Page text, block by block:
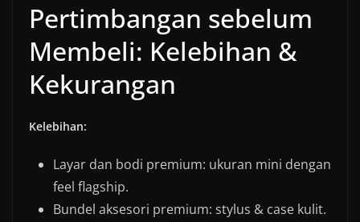
Pertimbangan sebelum
Membeli: Kelebihan &
Kekurangan
Kelebihan:
Layar dan bodi premium: ukuran mini dengan
feel flagship.
Bundel aksesori premium: stylus & case kulit.